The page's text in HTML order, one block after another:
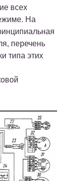
всех
На
перечень
типа этих